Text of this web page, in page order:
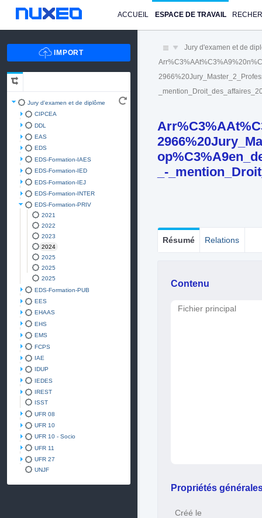
ACCUEIL ESPACE DE TRAVAIL
Jury d'examen et de diplôme
CIPCEA
DDL
EAS
EDS
EDS-Formation-IAES
EDS-Formation-IED
EDS-Formation-IEJ
EDS-Formation-INTER
EDS-Formation-PRIV
2021
2022
2023
2024
2025
2025
2025
EDS-Formation-PUB
EES
EHAAS
EHS
EMS
FCPS
IAE
IDUP
IEDES
IREST
ISST
UFR 08
UFR 10
UFR 10 - Socio
UFR 11
UFR 27
UNJF
Jury d'examen et de
_-
Résumé Relations
Contenu
Fichier principal
Propriétés
Créé le